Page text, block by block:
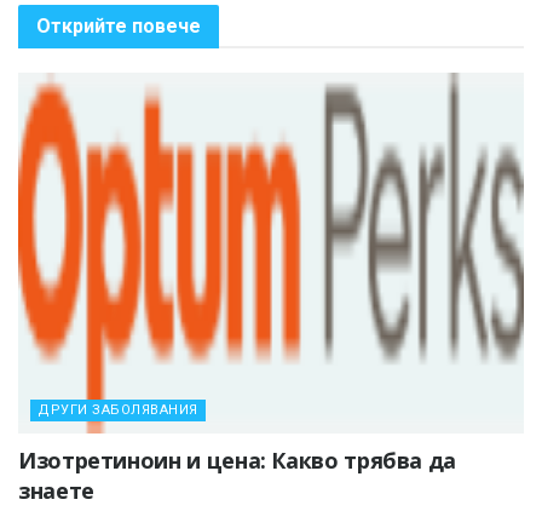
Открийте повече
ДРУГИ ЗАБОЛЯВАНИЯ
Изотретиноин и цена: Какво трябва да
знаете